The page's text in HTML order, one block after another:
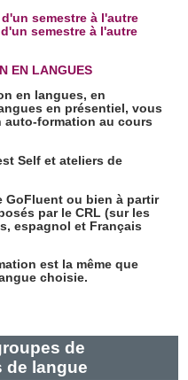
semestre à l'autre
semestre à l'autre
EN LANGUES
en langues, en
en présentiel, vous
auto-formation au cours
Self et ateliers de
GoFluent ou bien à partir
par le CRL (sur les
espagnol et Français
est la même que
choisie.
de
de langue